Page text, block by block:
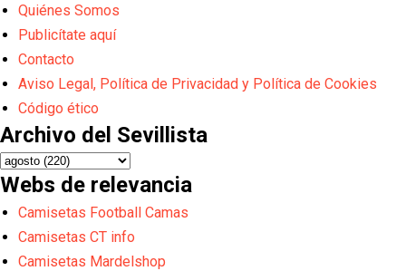
Quiénes Somos
Publicítate aquí
Contacto
Aviso Legal, Política de Privacidad y Política de Cookies
Código ético
Archivo del Sevillista
Webs de relevancia
Camisetas Football Camas
Camisetas CT info
Camisetas Mardelshop